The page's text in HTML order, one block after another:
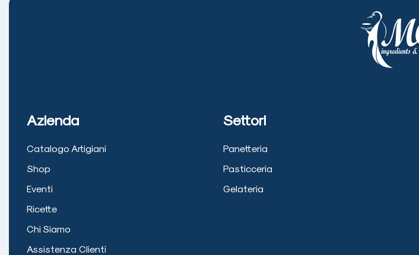
Azienda
Catalogo Artigiani
Shop
Eventi
Ricette
Chi Siamo
Assistenza Clienti
Settori
Panetteria
Pasticceria
Gelateria